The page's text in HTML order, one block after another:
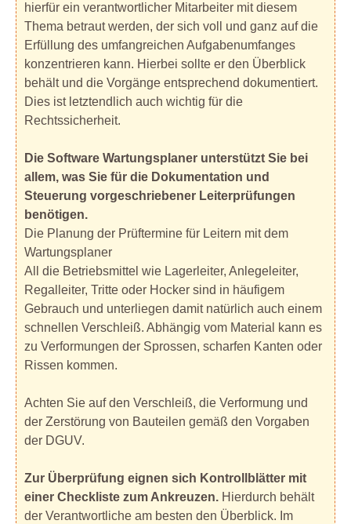
hierfür ein verantwortlicher Mitarbeiter mit diesem
Thema betraut werden, der sich voll und ganz auf die
Erfüllung des umfangreichen Aufgabenumfanges
konzentrieren kann. Hierbei sollte er den Überblick
behält und die Vorgänge entsprechend dokumentiert.
Dies ist letztendlich auch wichtig für die
Rechtssicherheit.
Die Software Wartungsplaner unterstützt Sie bei
allem, was Sie für die Dokumentation und
Steuerung vorgeschriebener Leiterprüfungen
benötigen.
Die Planung der Prüftermine für Leitern mit dem
Wartungsplaner
All die Betriebsmittel wie Lagerleiter, Anlegeleiter,
Regalleiter, Tritte oder Hocker sind in häufigem
Gebrauch und unterliegen damit natürlich auch einem
schnellen Verschleiß. Abhängig vom Material kann es
zu Verformungen der Sprossen, scharfen Kanten oder
Rissen kommen.
Achten Sie auf den Verschleiß, die Verformung und
der Zerstörung von Bauteilen gemäß den Vorgaben
der DGUV.
Zur Überprüfung eignen sich Kontrollblätter mit
einer Checkliste zum Ankreuzen. Hierdurch behält
der Verantwortliche am besten den Überblick. Im